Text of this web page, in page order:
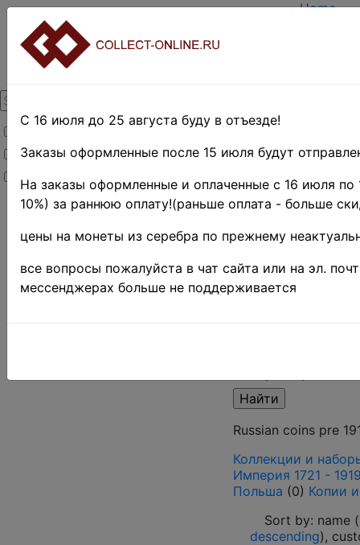
Товары со скидкой
Товары в наличии
Новинки
Home
TERMS
Home»
Coins» Russia
pre 1917
Поиск в категории
Russian coins pre
Коллекции и
Империя 1721 -
Польша (0) Копии
Sort by: name (
descending),
С 16 июля до 25 августа буду в отъезде!
Заказы оформленные после 15 июля будут
На заказы оформленные и оплаченные с 16 июля по
10%) за раннюю оплату!(раньше оплата - больше
цены на монеты из серебра по прежнему
все вопросы пожалуйста в чат сайта или на эл.
мессенджерах больше не поддерживается